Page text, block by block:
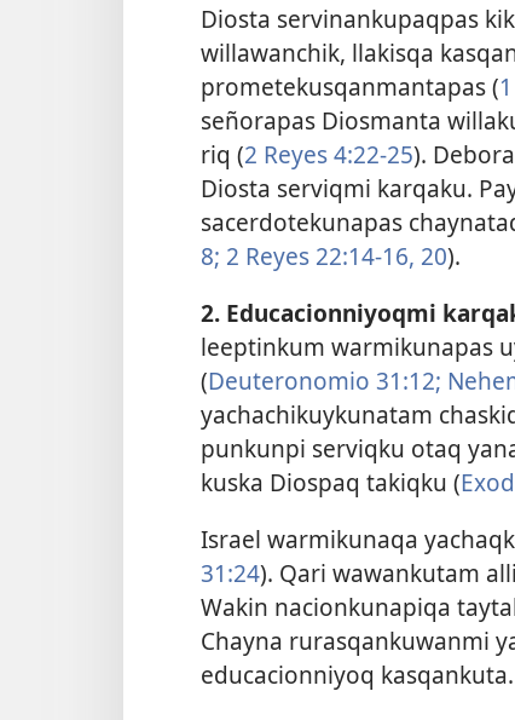
Diosta servinankupaqpas
willawanchik, llakisqa
prometekusqanmantapas (
señorapas Diosmanta
riq (2 Reyes 4:22-25).
Diosta serviqmi karqaku.
sacerdotekunapas
8; 2 Reyes 22:14-16, 20).
2. Educacionniyoqmi
leeptinkum warmikunapas
(Deuteronomio 31:12;
yachachikuykunatam
punkunpi serviqku otaq
kuska Diospaq takiqku (
Israel warmikunaqa
31:24). Qari wawankutam
Wakin nacionkunapiqa
Chayna rurasqankuwanmi
educacionniyoq kasqankuta.